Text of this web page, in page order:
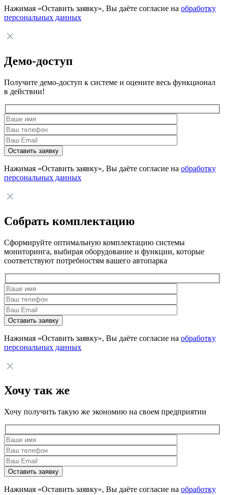
Нажимая «Оставить заявку», Вы даёте согласие на обработку
персональных данных
Демо-доступ
Получите демо-доступ к системе и оцените весь функционал
в действии!
Нажимая «Оставить заявку», Вы даёте согласие на обработку
персональных данных
Собрать комплектацию
Сформируйте оптимальную комплектацию системы
мониторинга, выбирая оборудование и функции, которые
соответствуют потребностям вашего автопарка
Нажимая «Оставить заявку», Вы даёте согласие на обработку
персональных данных
Хочу так же
Хочу получить такую же экономию на своем предприятии
Нажимая «Оставить заявку», Вы даёте согласие на обработку